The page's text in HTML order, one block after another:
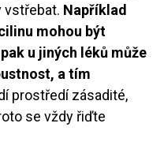
vstřebat. Například
mohou být
u jiných léků může
a tím
prostředí zásadité,
se vždy řiďte